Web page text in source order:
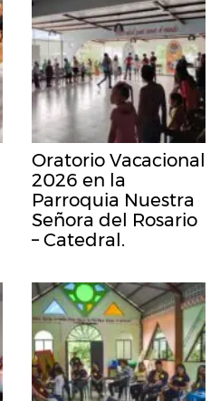
Oratorio Vacacional
2026 en la
Parroquia Nuestra
Señora del Rosario
– Catedral.